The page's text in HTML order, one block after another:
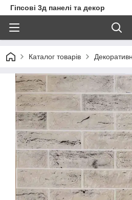
Гіпсові 3д панелі та декор
Каталог товарів